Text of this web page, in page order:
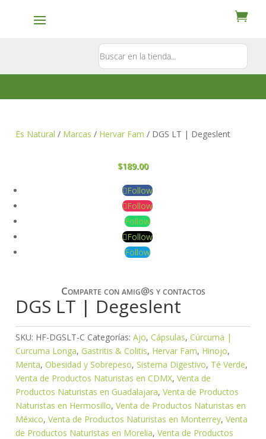
Es Natural / Marcas / Hervar Fam / DGS LT | Degeslent
$189.00
Follow
Follow
Follow
Follow
Follow
Comparte con amig@s y contactos
DGS LT | Degeslent
SKU: HF-DGSLT-C Categorías: Ajo, Cápsulas, Cúrcuma |
Curcuma Longa, Gastritis & Colitis, Hervar Fam, Hinojo,
Menta, Obesidad y Sobrepeso, Sistema Digestivo, Té Verde,
Venta de Productos Naturistas en CDMX, Venta de
Productos Naturistas en Guadalajara, Venta de Productos
Naturistas en Hermosillo, Venta de Productos Naturistas en
México, Venta de Productos Naturistas en Monterrey, Venta
de Productos Naturistas en Morelia, Venta de Productos